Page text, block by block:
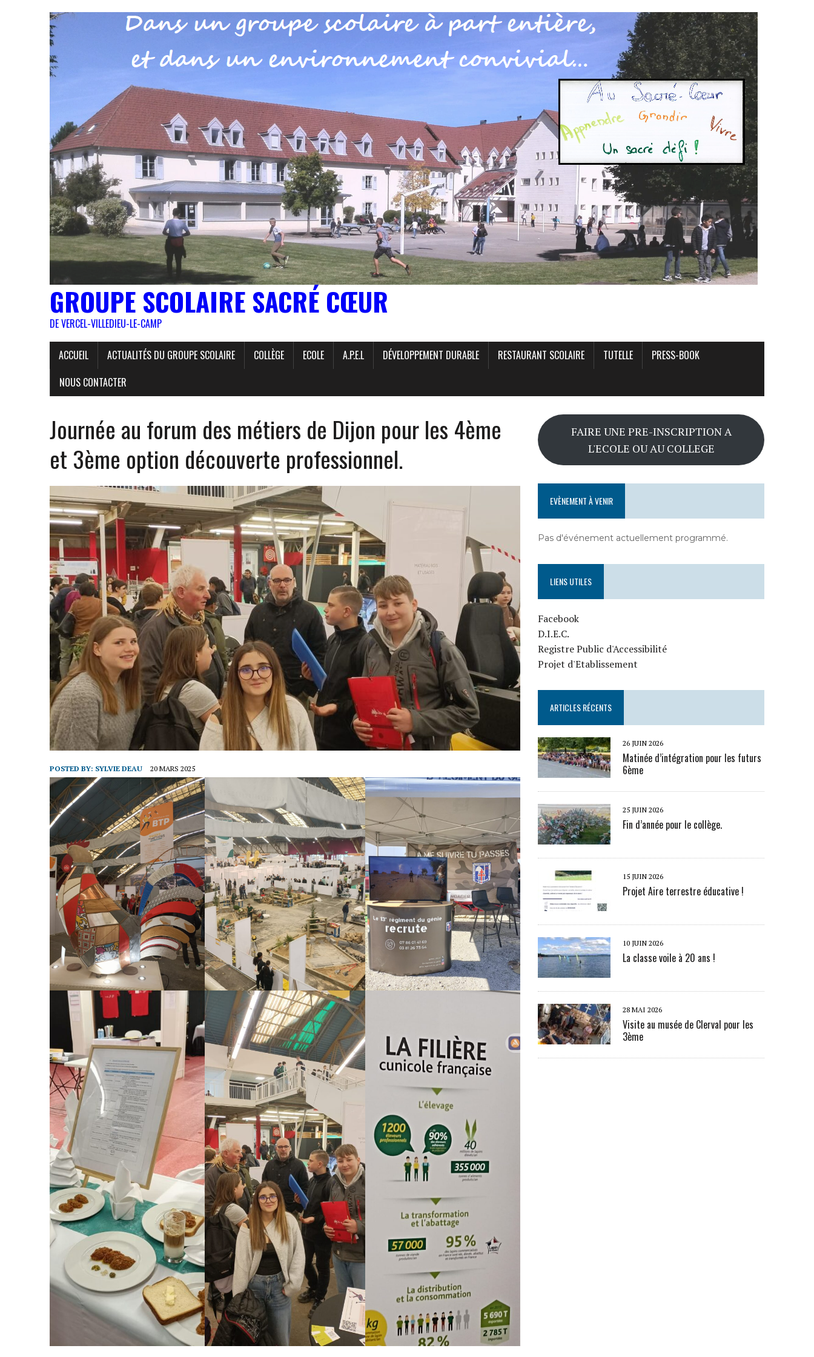
GROUPE SCOLAIRE SACRÉ CŒUR
DE VERCEL-VILLEDIEU-LE-CAMP
ACCUEIL ACTUALITÉS DU GROUPE SCOLAIRE COLLÈGE ECOLE A.P.E.L DÉVELOPPEMENT DURABLE RESTAURANT SCOLAIRE TUTELLE
PRESS-BOOK
NOUS CONTACTER
Journée au forum des métiers de Dijon pour les 4ème
et 3ème option découverte professionnel.
POSTED BY: SYLVIE DEAU 20 MARS 2025
FAIRE UNE PRE-INSCRIPTION A
L'ECOLE OU AU COLLEGE
EVÈNEMENT À VENIR
Pas d'événement actuellement programmé.
LIENS UTILES
Facebook
D.I.E.C.
Registre Public d'Accessibilité
Projet d'Etablissement
ARTICLES RÉCENTS
26 JUIN 2026
Matinée d’intégration pour les futurs
6ème
25 JUIN 2026
Fin d’année pour le collège.
15 JUIN 2026
Projet Aire terrestre éducative !
10 JUIN 2026
La classe voile à 20 ans !
28 MAI 2026
Visite au musée de Clerval pour les
3ème